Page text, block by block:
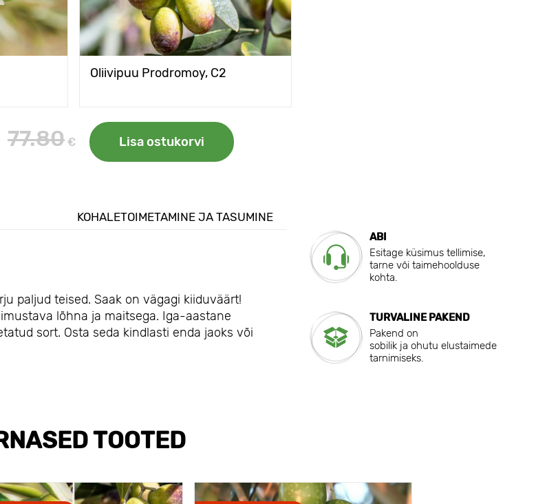
Oliivipuu Prodromoy, С2
77.80 € Lisa ostukorvi
KOHALETOIMETAMINE JA TASUMINE
paljud teised. Saak on vägagi kiiduväärt!
lõhna ja maitsega. Iga-aastane
sort. Osta seda kindlasti enda jaoks või
ABI
Esitage küsimus tellimise,
tarne või taimehoolduse
kohta.
TURVALINE PAKEND
Pakend on
sobilik ja ohutu elustaimede
tarnimiseks.
TOOTED